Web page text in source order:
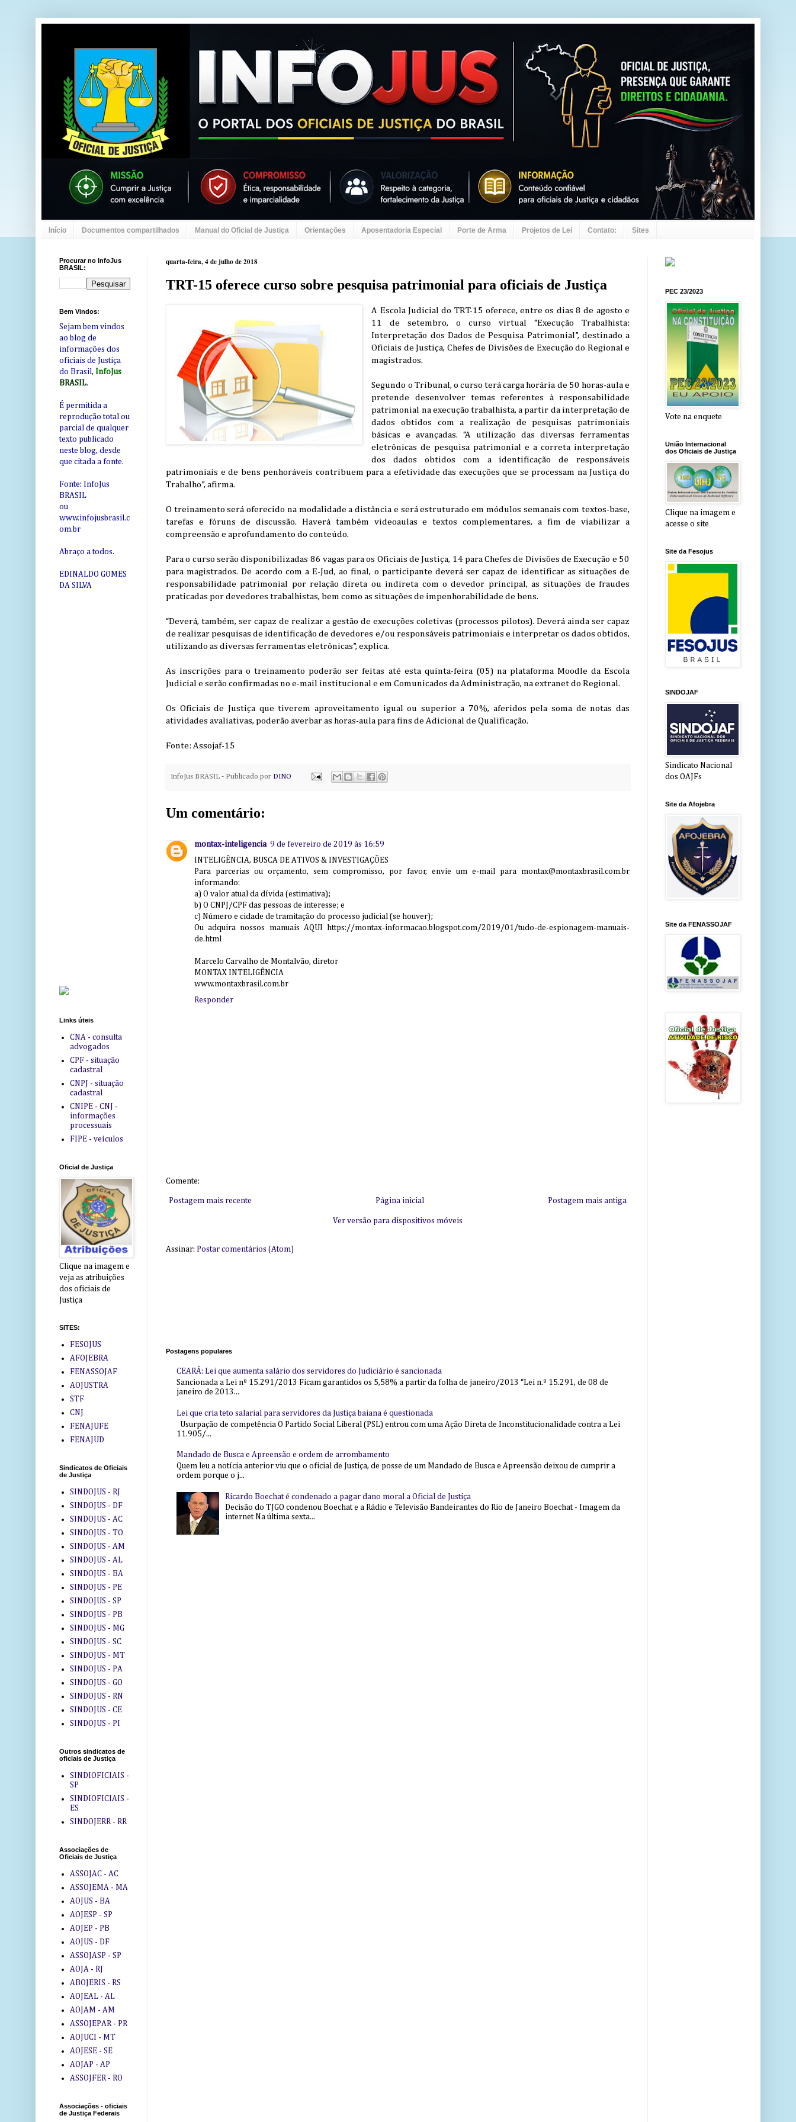
Início Documentos compartilhados Manual do Oficial de Justiça Orientações Aposentadoria Especial Porte de Arma Projetos de Lei Contato: Sites
quarta-feira, 4 de julho de 2018
TRT-15 oferece curso sobre pesquisa patrimonial para oficiais de Justiça
A Escola Judicial do TRT-15 oferece, entre os dias 8 de agosto e
11 de setembro, o curso virtual “Execução Trabalhista:
Interpretação dos Dados de Pesquisa Patrimonial”, destinado a
Oficiais de Justiça, Chefes de Divisões de Execução do Regional e
magistrados.
Segundo o Tribunal, o curso terá carga horária de 50 horas-aula e
pretende desenvolver temas referentes à responsabilidade
patrimonial na execução trabalhista, a partir da interpretação de
dados obtidos com a realização de pesquisas patrimoniais
básicas e avançadas. “A utilização das diversas ferramentas
eletrônicas de pesquisa patrimonial e a correta interpretação
dos dados obtidos com a identificação de responsáveis
patrimoniais e de bens penhoráveis contribuem para a efetividade das execuções que se processam na Justiça do
Trabalho”, afirma.
O treinamento será oferecido na modalidade a distância e será estruturado em módulos semanais com textos-base,
tarefas e fóruns de discussão. Haverá também videoaulas e textos complementares, a fim de viabilizar a
compreensão e aprofundamento do conteúdo.
Para o curso serão disponibilizadas 86 vagas para os Oficiais de Justiça, 14 para Chefes de Divisões de Execução e 50
para magistrados. De acordo com a E-Jud, ao final, o participante deverá ser capaz de identificar as situações de
responsabilidade patrimonial por relação direta ou indireta com o devedor principal, as situações de fraudes
praticadas por devedores trabalhistas, bem como as situações de impenhorabilidade de bens.
“Deverá, também, ser capaz de realizar a gestão de execuções coletivas (processos pilotos). Deverá ainda ser capaz
de realizar pesquisas de identificação de devedores e/ou responsáveis patrimoniais e interpretar os dados obtidos,
utilizando as diversas ferramentas eletrônicas”, explica.
As inscrições para o treinamento poderão ser feitas até esta quinta-feira (05) na plataforma Moodle da Escola
Judicial e serão confirmadas no e-mail institucional e em Comunicados da Administração, na extranet do Regional.
Os Oficiais de Justiça que tiverem aproveitamento igual ou superior a 70%, aferidos pela soma de notas das
atividades avaliativas, poderão averbar as horas-aula para fins de Adicional de Qualificação.
Fonte: Assojaf-15
InfoJus BRASIL - Publicado por DINO
Um comentário:
montax-inteligencia 9 de fevereiro de 2019 às 16:59
INTELIGÊNCIA, BUSCA DE ATIVOS & INVESTIGAÇÕES
Para parcerias ou orçamento, sem compromisso, por favor, envie um e-mail para montax@montaxbrasil.com.br
informando:
a) O valor atual da dívida (estimativa);
b) O CNPJ/CPF das pessoas de interesse; e
c) Número e cidade de tramitação do processo judicial (se houver);
Ou adquira nossos manuais AQUI https://montax-informacao.blogspot.com/2019/01/tudo-de-espionagem-manuais-
de.html
Marcelo Carvalho de Montalvão, diretor
MONTAX INTELIGÊNCIA
www.montaxbrasil.com.br
Responder
Comente:
Postagem mais recente Postagem mais antiga
Página inicial
Ver versão para dispositivos móveis
Assinar: Postar comentários (Atom)
Postagens populares
CEARÁ: Lei que aumenta salário dos servidores do Judiciário é sancionada
Sancionada a Lei nº 15.291/2013 Ficam garantidos os 5,58% a partir da folha de janeiro/2013 “Lei n.º 15.291, de 08 de
janeiro de 2013...
Lei que cria teto salarial para servidores da Justiça baiana é questionada
Usurpação de competência O Partido Social Liberal (PSL) entrou com uma Ação Direta de Inconstitucionalidade contra a Lei
11.905/...
Mandado de Busca e Apreensão e ordem de arrombamento
Quem leu a notícia anterior viu que o oficial de Justiça, de posse de um Mandado de Busca e Apreensão deixou de cumprir a
ordem porque o j...
Ricardo Boechat é condenado a pagar dano moral a Oficial de Justiça
Decisão do TJGO condenou Boechat e a Rádio e Televisão Bandeirantes do Rio de Janeiro Boechat - Imagem da
internet Na última sexta...
Procurar no InfoJus
BRASIL:
Bem Vindos:
Sejam bem vindos
ao blog de
informações dos
oficiais de Justiça
do Brasil, InfoJus
BRASIL.
É permitida a
reprodução total ou
parcial de qualquer
texto publicado
neste blog, desde
que citada a fonte.
Fonte: InfoJus
BRASIL
ou
www.infojusbrasil.c
om.br
Abraço a todos.
EDINALDO GOMES
DA SILVA
Links úteis
CNA - consulta
advogados
CPF - situação
cadastral
CNPJ - situação
cadastral
CNIPE - CNJ -
informações
processuais
FIPE - veículos
Oficial de Justiça
Clique na imagem e
veja as atribuições
dos oficiais de
Justiça
SITES:
FESOJUS
AFOJEBRA
FENASSOJAF
AOJUSTRA
STF
CNJ
FENAJUFE
FENAJUD
Sindicatos de Oficiais
de Justiça
SINDOJUS - RJ
SINDOJUS - DF
SINDOJUS - AC
SINDOJUS - TO
SINDOJUS - AM
SINDOJUS - AL
SINDOJUS - BA
SINDOJUS - PE
SINDOJUS - SP
SINDOJUS - PB
SINDOJUS - MG
SINDOJUS - SC
SINDOJUS - MT
SINDOJUS - PA
SINDOJUS - GO
SINDOJUS - RN
SINDOJUS - CE
SINDOJUS - PI
Outros sindicatos de
oficiais de Justiça
SINDIOFICIAIS -
SP
SINDIOFICIAIS -
ES
SINDOJERR - RR
Associações de
Oficiais de Justiça
ASSOJAC - AC
ASSOJEMA - MA
AOJUS - BA
AOJESP - SP
AOJEP - PB
AOJUS - DF
ASSOJASP - SP
AOJA - RJ
ABOJERIS - RS
AOJEAL - AL
AOJAM - AM
ASSOJEPAR - PR
AOJUCI - MT
AOJESE - SE
AOJAP - AP
ASSOJFER - RO
Associações - oficiais
de Justiça Federais
PEC 23/2023
Vote na enquete
União Internacional
dos Oficiais de Justiça
Clique na imagem e
acesse o site
Site da Fesojus
SINDOJAF
Sindicato Nacional
dos OAJFs
Site da Afojebra
Site da FENASSOJAF